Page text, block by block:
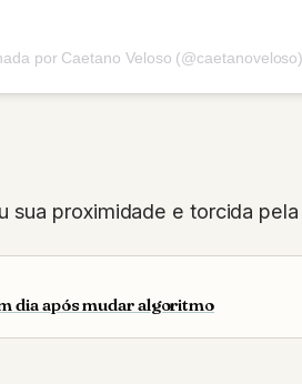
por Caetano Veloso (@caetanoveloso)
proximidade e torcida pela
dia após mudar algoritmo